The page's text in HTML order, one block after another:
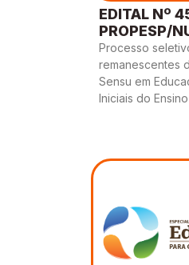
EDITAL Nº
PROPESP/
Processo
remanescentes
Sensu em
Iniciais do